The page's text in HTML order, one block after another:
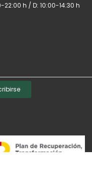
h / D: 10:00-14:30 h